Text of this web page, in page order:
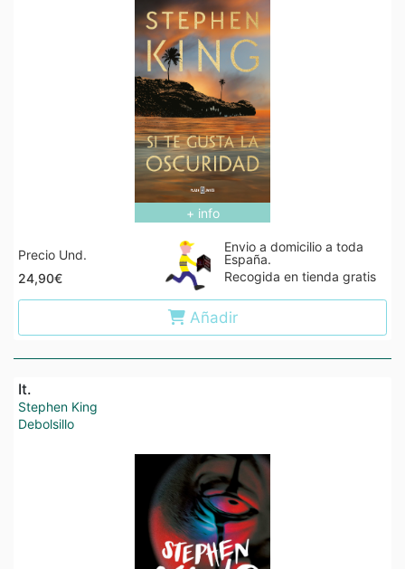
+ info
Precio Und.
24,90€
Envio a domicilio a toda
España.
Recogida en tienda gratis
Añadir
It.
Stephen King
Debolsillo